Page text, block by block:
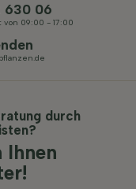
630 06
09:00 - 17:00
durch
Ihnen